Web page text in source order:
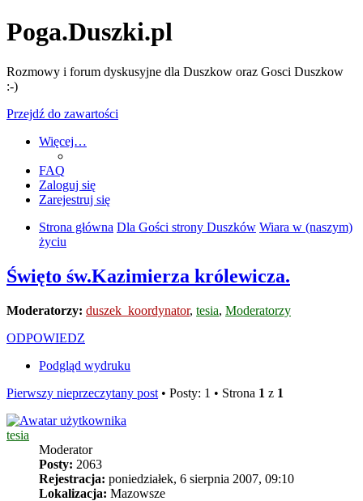
Poga.Duszki.pl
Rozmowy i forum dyskusyjne dla Duszkow oraz Gosci Duszkow
:-)
Przejdź do zawartości
Więcej…
FAQ
Zaloguj się
Zarejestruj się
Strona główna Dla Gości strony Duszków Wiara w (naszym)
życiu
Święto św.Kazimierza królewicza.
Moderatorzy: duszek_koordynator, tesia, Moderatorzy
ODPOWIEDZ
Podgląd wydruku
Pierwszy nieprzeczytany post • Posty: 1 • Strona 1 z 1
tesia
Moderator
Posty: 2063
Rejestracja: poniedziałek, 6 sierpnia 2007, 09:10
Lokalizacja: Mazowsze